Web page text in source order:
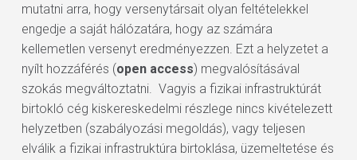
mutatni arra, hogy versenytársait olyan feltételekkel
engedje a saját hálózatára, hogy az számára
kellemetlen versenyt eredményezzen. Ezt a helyzetet a
nyílt hozzáférés (open access) megvalósításával
szokás megváltoztatni. Vagyis a fizikai infrastruktúrát
birtokló cég kiskereskedelmi részlege nincs kivételezett
helyzetben (szabályozási megoldás), vagy teljesen
elválik a fizikai infrastruktúra birtoklása, üzemeltetése és